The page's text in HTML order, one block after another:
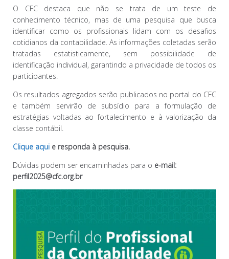
O CFC destaca que não se trata de um teste de
conhecimento técnico, mas de uma pesquisa que busca
identificar como os profissionais lidam com os desafios
cotidianos da contabilidade. As informações coletadas serão
tratadas estatisticamente, sem possibilidade de
identificação individual, garantindo a privacidade de todos os
participantes.
Os resultados agregados serão publicados no portal do CFC
e também servirão de subsídio para a formulação de
estratégias voltadas ao fortalecimento e à valorização da
classe contábil.
Clique aqui e responda à pesquisa.
Dúvidas podem ser encaminhadas para o e-mail:
perfil2025@cfc.org.br